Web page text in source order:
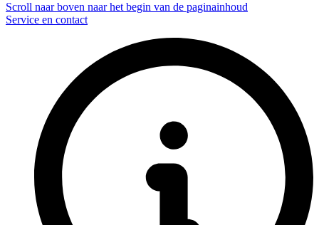
Scroll naar boven naar het begin van de paginainhoud
Service en contact